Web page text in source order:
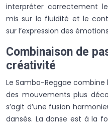
interpréter correctement
mis sur la fluidité et le
sur l’expression des
Combinaison de
créativité
Le Samba-Reggae
des mouvements plus
s’agit d’une fusion
dansés. La danse est à la